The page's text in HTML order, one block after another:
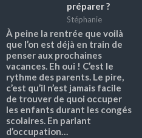
préparer ?
Stéphanie
À peine la rentrée que voilà
que l’on est déjà en train de
penser aux prochaines
vacances. Eh oui ! C’est le
rythme des parents. Le pire,
c’est qu’il n’est jamais facile
de trouver de quoi occuper
les enfants durant les congés
scolaires. En parlant
d’occupation…